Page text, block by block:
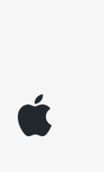
appleinc